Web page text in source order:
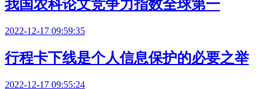
我国农科论文竞争力指数全球第一
2022-12-17 09:59:35
行程卡下线是个人信息保护的必要之举
2022-12-17 09:55:24